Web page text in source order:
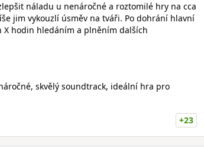
náladu u nenáročné a roztomilé hry na cca
jim vykouzlí úsměv na tváři. Po dohrání hlavní
hodin hledáním a plněním dalších
skvělý soundtrack, ideální hra pro
+23